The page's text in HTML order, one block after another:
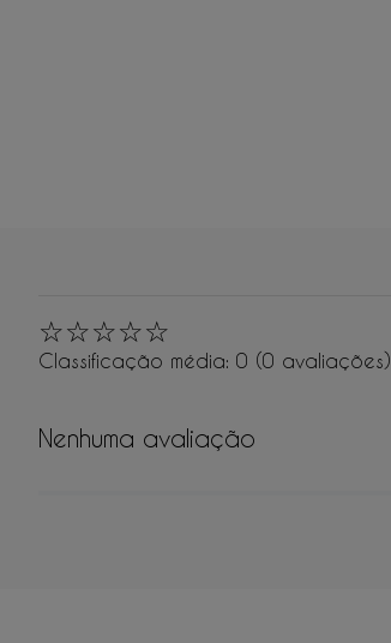
☆☆☆☆☆
Classificação média: 0 (0 avaliações)
Nenhuma avaliação